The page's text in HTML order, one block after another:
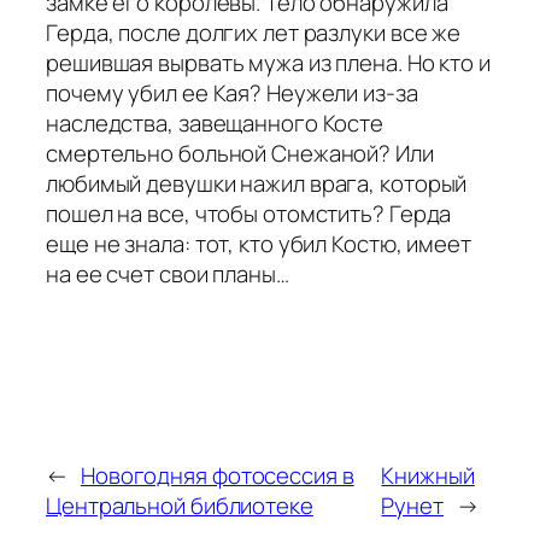
Герда, после долгих лет разлуки все же
решившая вырвать мужа из плена. Но кто и
почему убил ее Кая? Неужели из-за
наследства, завещанного Косте
смертельно больной Снежаной? Или
любимый девушки нажил врага, который
пошел на все, чтобы отомстить? Герда
еще не знала: тот, кто убил Костю, имеет
на ее счет свои планы…
← Новогодняя фотосессия в
Центральной библиотеке
Книжный
Рунет →